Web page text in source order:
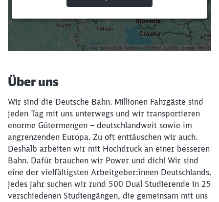
Suchbegriffe eingeben
Filter setzen
Über uns
Wir sind die Deutsche Bahn. Millionen Fahrgäste sind
jeden Tag mit uns unterwegs und wir transportieren
enorme Gütermengen – deutschlandweit sowie im
angrenzenden Europa. Zu oft enttäuschen wir auch.
Deshalb arbeiten wir mit Hochdruck an einer besseren
Bahn. Dafür brauchen wir Power und dich! Wir sind
eine der vielfältigsten Arbeitgeber:innen Deutschlands.
Jedes Jahr suchen wir rund 500 Dual Studierende in 25
verschiedenen Studiengängen, die gemeinsam mit uns